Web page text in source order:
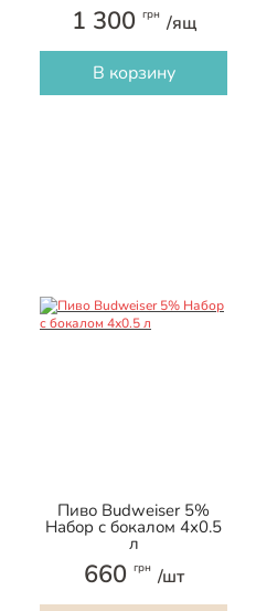
1 300 грн /ящ
В корзину
Пиво Budweiser 5%
Набор с бокалом 4х0.5
л
660 грн /шт